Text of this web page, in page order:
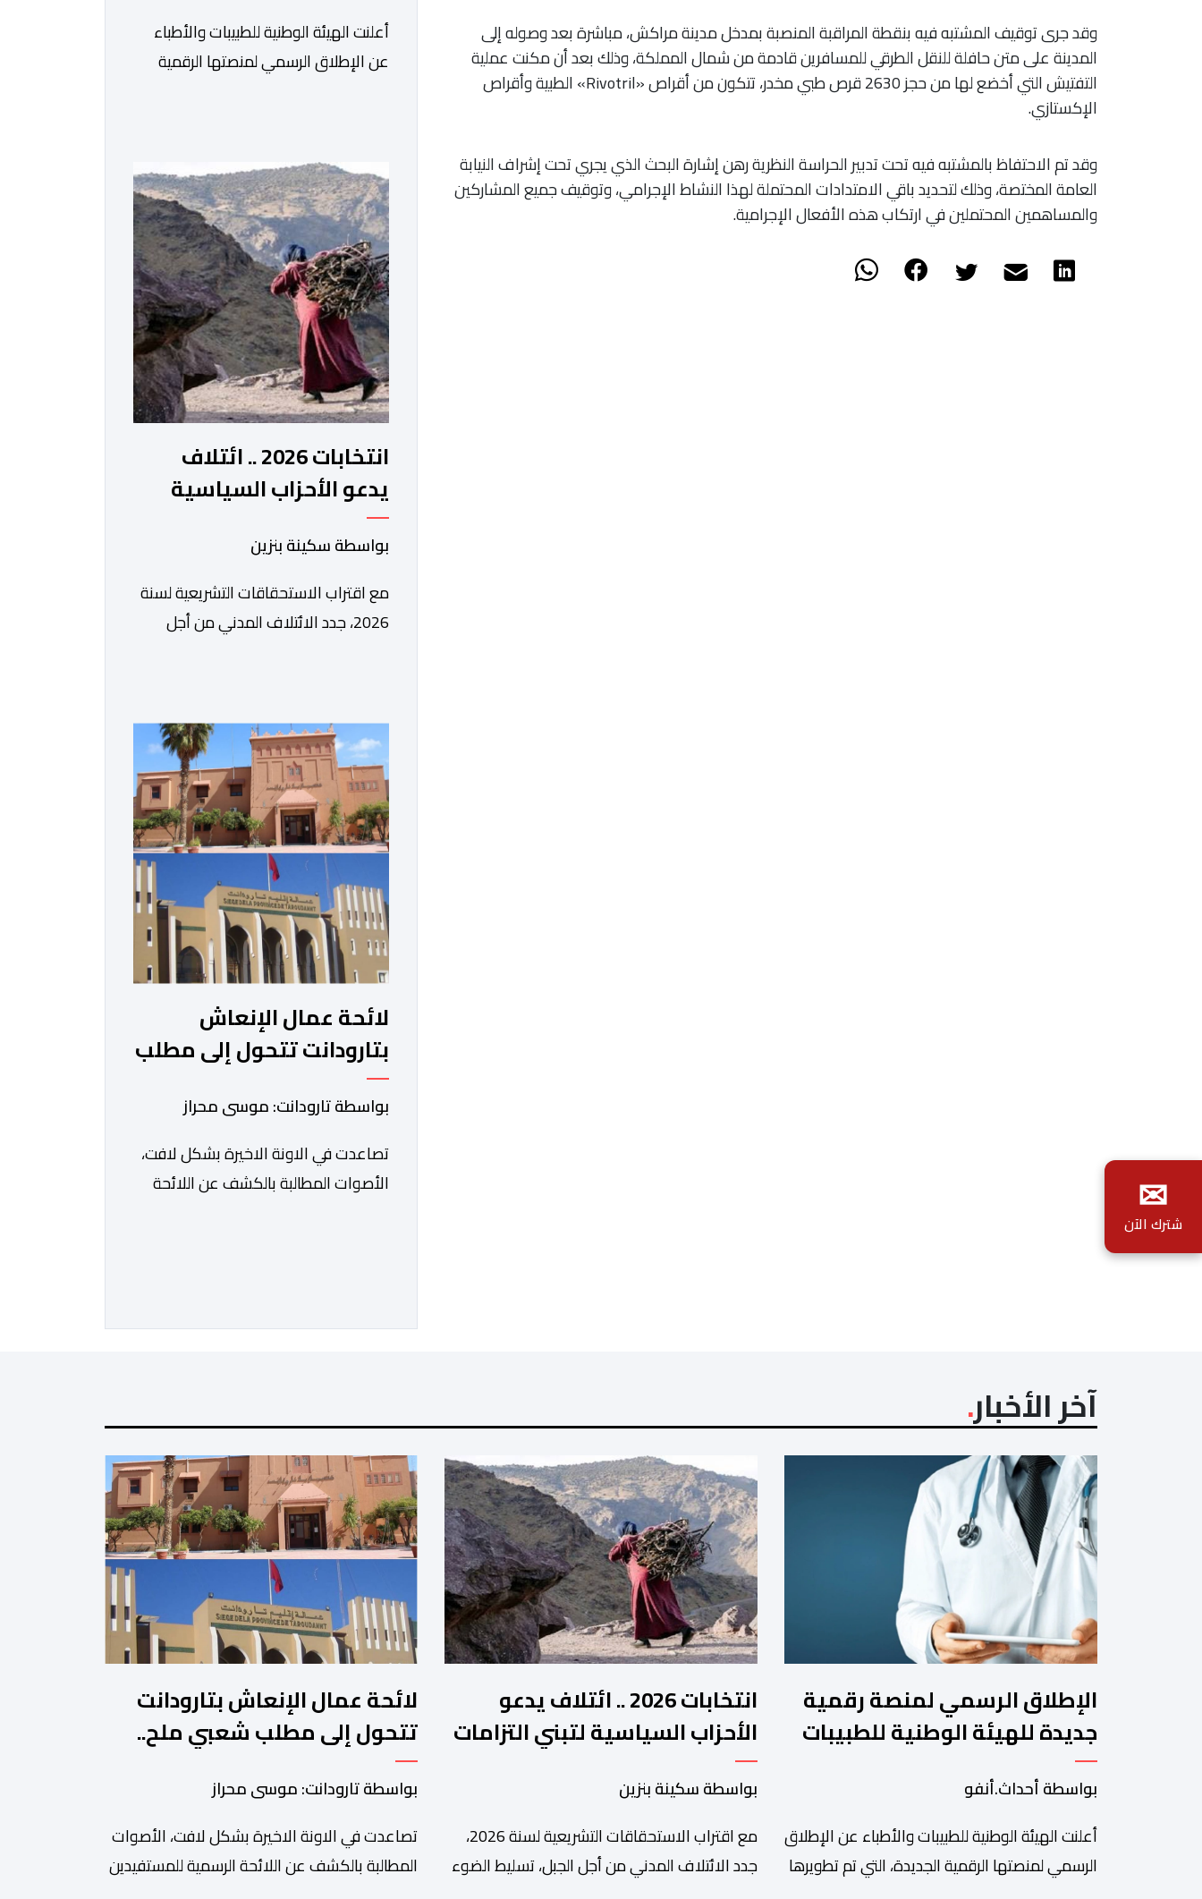
وقد جرى توقيف المشتبه فيه بنقطة المراقبة المنصبة بمدخل مدينة مراكش، مباشرة بعد وصوله إلى
المدينة على متن حافلة للنقل الطرقي للمسافرين قادمة من شمال المملكة، وذلك بعد أن مكنت عملية
التفتيش التي أخضع لها من حجز 2630 قرص طبي مخدر، تتكون من أقراص «Rivotril» الطبية وأقراص
الإكستازي.
وقد تم الاحتفاظ بالمشتبه فيه تحت تدبير الحراسة النظرية رهن إشارة البحث الذي يجري تحت إشراف النيابة
العامة المختصة، وذلك لتحديد باقي الامتدادات المحتملة لهذا النشاط الإجرامي، وتوقيف جميع المشاركين
والمساهمين المحتملين في ارتكاب هذه الأفعال الإجرامية.
أعلنت الهيئة الوطنية للطبيبات والأطباء
عن الإطلاق الرسمي لمنصتها الرقمية
بين الأطباء والمجالس الجهوية للهيئة إلى
جانب الهيئة الوطنية. وذكر بلاغ للهيئة أن
هذه المنصة، التي تم إطلاقها في إطار
استراتيجيتها الرامية إلى التحديث والتحول
الرقمي، تشكل خطوة مهمة في […]
انتخابات 2026 .. ائتلاف
يدعو الأحزاب السياسية
لتبني التزامات واضحة تجاه
المناطق الجبلية
بواسطة سكينة بنزين
مع اقتراب الاستحقاقات التشريعية لسنة
2026، جدد الائتلاف المدني من أجل
مذكرة مطلبية، دعا فيها الأحزاب
السياسية، إلى ادراج 10 التزامات ضمن
برامجها الانتخابية المنتظرة، في إطار تعاقد
سياسي مع المناطق الجبلية والانتقال
من الوعود الانتخابية إلى التزامات عملية
[…]
لائحة عمال الإنعاش
بتارودانت تتحول إلى مطلب
شعبي ملح.. فمن يجيب؟.
بواسطة تارودانت: موسى محراز
تصاعدت في الاونة الاخيرة بشكل لافت،
الأصوات المطالبة بالكشف عن اللائحة
التواصل الاجتماعي، وسط دعوات
الكبير بن طوطو، ثم شخص اخر […]
آخر الأخبار
الإطلاق الرسمي لمنصة رقمية
جديدة للهيئة الوطنية للطبيبات
والأطباء
بواسطة أحداث.أنفو
أعلنت الهيئة الوطنية للطبيبات والأطباء عن الإطلاق
الرسمي لمنصتها الرقمية الجديدة، التي تم تطويرها
انتخابات 2026 .. ائتلاف يدعو
الأحزاب السياسية لتبني التزامات
واضحة تجاه المناطق الجبلية
بواسطة سكينة بنزين
مع اقتراب الاستحقاقات التشريعية لسنة 2026،
جدد الائتلاف المدني من أجل الجبل، تسليط الضوء
لائحة عمال الإنعاش بتارودانت
تتحول إلى مطلب شعبي ملح..
فمن يجيب؟.
بواسطة تارودانت: موسى محراز
تصاعدت في الاونة الاخيرة بشكل لافت، الأصوات
المطالبة بالكشف عن اللائحة الرسمية للمستفيدين
✉
شترك الآن